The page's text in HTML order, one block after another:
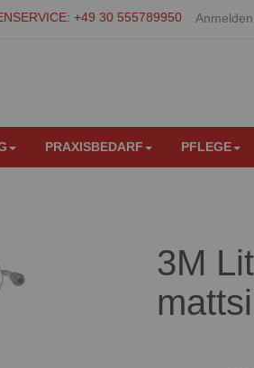
+49 30 555789950 Anmelden
PRAXISBEDARF PFLEGE
3M